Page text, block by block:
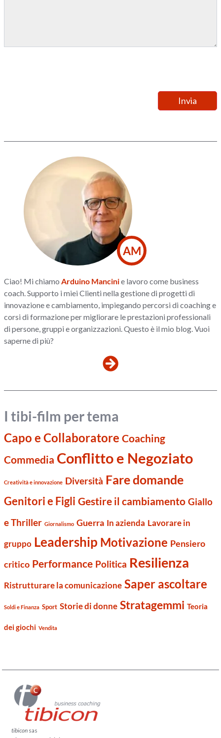
AM
Ciao! Mi chiamo Arduino Mancinie lavoro come business
coach. Supporto i miei Clienti nella gestione di progetti di
innovazione e cambiamento, impiegando percorsi di coaching e
corsi di formazione per migliorare le prestazioni professionali
di persone, gruppi e organizzazioni. Questo è il mio blog. Vuoi
saperne di più?
I tibi-film per tema
Capo e Collaboratore Coaching
Commedia Conflitto e Negoziato
Creatività e innovazione Diversità Fare domande
Genitori e Figli Gestire il cambiamento Giallo
e Thriller Giornalismo Guerra In azienda Lavorare in
gruppo Leadership Motivazione Pensiero
critico Performance Politica Resilienza
Ristrutturare la comunicazione Saper ascoltare
Soldi e Finanza Sport Storie di donne Stratagemmi Teoria
dei giochi Vendita
tibicon sas